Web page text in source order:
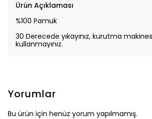
Ürün Açıklaması
%100 Pamuk
30 Derecede yıkayınız, kurutma
kullanmayınız.
Yorumlar
Bu ürün için henüz yorum yapılmamış.